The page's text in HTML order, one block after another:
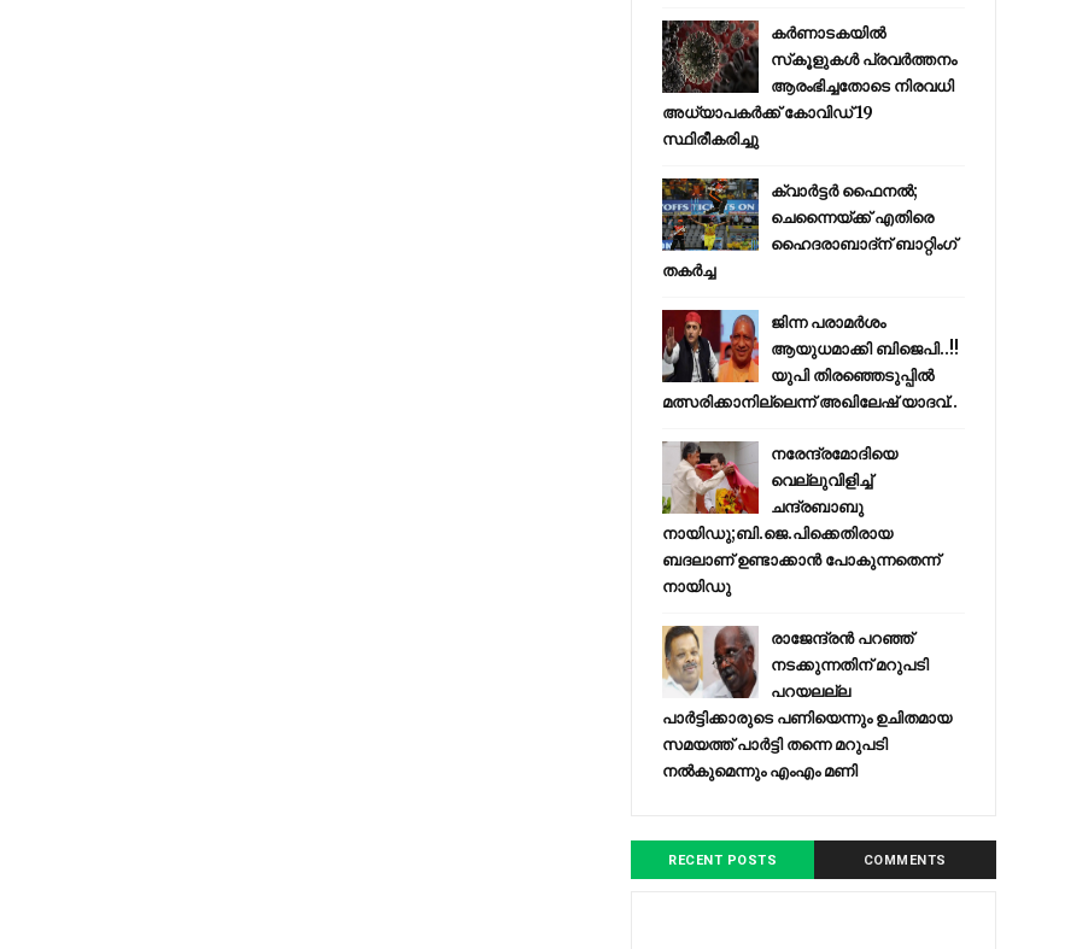
കര്‍ണാടകയില്‍
സ്‌കൂളുകള്‍ പ്രവര്‍ത്തനം
ആരംഭിച്ചതോടെ നിരവധി
അധ്യാപകര്‍ക്ക് കോവിഡ് 19
സ്ഥിരീകരിച്ചു
ക്വാർട്ടർ ഫൈനൽ;
ചെന്നൈയ്ക്ക് എതിരെ
ഹൈദരാബാദ്ന് ബാറ്റിംഗ്
തകർച്ച
ജിന്ന പരാമര്‍ശം
ആയുധമാക്കി ബിജെപി..!!
യുപി തിരഞ്ഞെടുപ്പില്‍
മത്സരിക്കാനില്ലെന്ന് അഖിലേഷ് യാദവ്..
നരേന്ദ്രമോദിയെ
വെല്ലുവിളിച്ച്
ചന്ദ്രബാബു
നായിഡു;ബി.ജെ.പിക്കെതിരായ
ബദലാണ് ഉണ്ടാക്കാന്‍ പോകുന്നതെന്ന്
നായിഡു
രാജേന്ദ്രന്‍ പറഞ്ഞ്
നടക്കുന്നതിന് മറുപടി
പറയലല്ല
പാര്‍ട്ടിക്കാരുടെ പണിയെന്നും ഉചിതമായ
സമയത്ത് പാര്‍ട്ടി തന്നെ മറുപടി
നല്‍കുമെന്നും എംഎം മണി
RECENT POSTS COMMENTS